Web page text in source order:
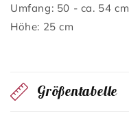
Umfang: 50 - ca. 54 cm
Höhe: 25 cm
Größentabelle